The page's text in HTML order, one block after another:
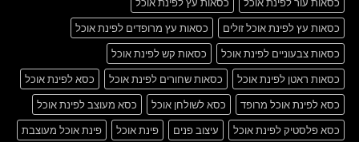
כסאות עור לפינת אוכל
כסאות עץ לפינת אוכל
כסאות עץ לפינת אוכל זולים
כסאות עץ מרופדים לפינת אוכל
כסאות צבעוניים לפינת אוכל
כסאות קש לפינת אוכל
כסאות ראטן לפינת אוכל
כסאות שחורים לפינת אוכל
כסא לפינת אוכל
כסא לפינת אוכל מרופד
כסא לשולחן אוכל
כסא מעוצב לפינת אוכל
כסא פלסטיק לפינת אוכל
עיצוב פנים פינת אוכל פינת אוכל מעוצבת